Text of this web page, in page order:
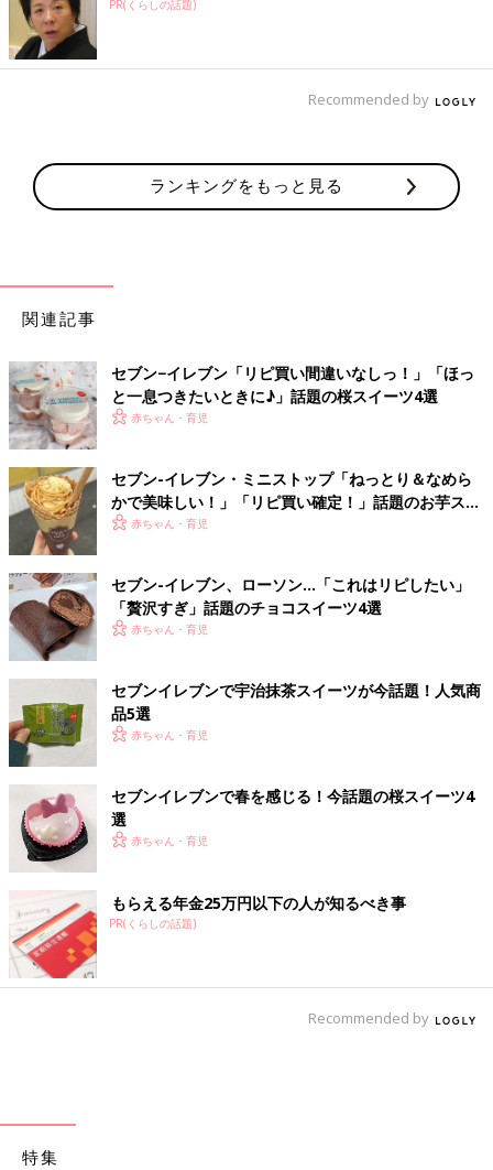
PR(くらしの話題)
Recommended by
ランキングをもっと見る
関連記事
セブン−イレブン「リピ買い間違いなしっ！」「ほっ
と一息つきたいときに♪」話題の桜スイーツ4選
赤ちゃん・育児
セブン-イレブン・ミニストップ「ねっとり＆なめら
かで美味しい！」「リピ買い確定！」話題のお芋スイ
ーツ4選
赤ちゃん・育児
セブン-イレブン、ローソン…「これはリピしたい」
「贅沢すぎ」話題のチョコスイーツ4選
赤ちゃん・育児
セブンイレブンで宇治抹茶スイーツが今話題！人気商
品5選
赤ちゃん・育児
セブンイレブンで春を感じる！今話題の桜スイーツ4
選
赤ちゃん・育児
もらえる年金25万円以下の人が知るべき事
PR(くらしの話題)
Recommended by
特集